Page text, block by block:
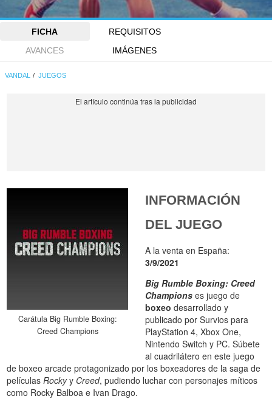
FICHA
REQUISITOS
AVANCES
IMÁGENES
VANDAL JUEGOS
Carátula Big Rumble Boxing:
Creed Champions
INFORMACIÓN
DEL JUEGO
A la venta en España:
3/9/2021
Big Rumble Boxing: Creed
Champions es juego de
boxeo desarrollado y
publicado por Survios para
PlayStation 4, Xbox One,
Nintendo Switch y PC. Súbete
al cuadrilátero en este juego
de boxeo arcade protagonizado por los boxeadores de la saga de
películas Rockyy Creed, pudiendo luchar con personajes míticos
como Rocky Balboa e Ivan Drago.